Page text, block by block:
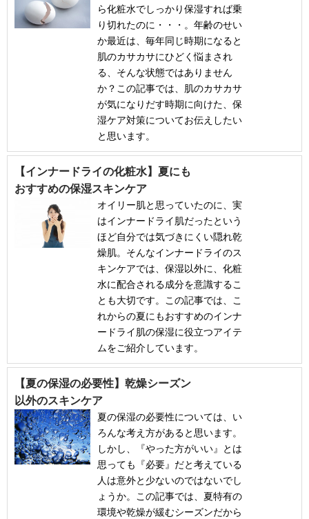
ら化粧水でしっかり保湿すれば乗
り切れたのに・・・。年齢のせい
か最近は、毎年同じ時期になると
肌のカサカサにひどく悩まされ
る、そんな状態ではありません
か？この記事では、肌のカサカサ
が気になりだす時期に向けた、保
湿ケア対策についてお伝えしたい
と思います。
【インナードライの化粧水】夏にも
おすすめの保湿スキンケア
オイリー肌と思っていたのに、実
はインナードライ肌だったという
ほど自分では気づきにくい隠れ乾
燥肌。そんなインナードライのス
キンケアでは、保湿以外に、化粧
水に配合される成分を意識するこ
とも大切です。この記事では、こ
れからの夏にもおすすめのインナ
ードライ肌の保湿に役立つアイテ
ムをご紹介しています。
【夏の保湿の必要性】乾燥シーズン
以外のスキンケア
夏の保湿の必要性については、い
ろんな考え方があると思います。
しかし、『やった方がいい』とは
思っても『必要』だと考えている
人は意外と少ないのではないでし
ょうか。この記事では、夏特有の
環境や乾燥が緩むシーズンだから